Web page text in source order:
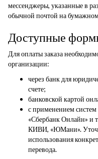
мессенджеры, указанные в
обычной почтой на
Доступные
Для оплаты заказа
организации:
через банк для
счете;
банковской картой
с применением
«Сбербанк Онлайн» и
КИВИ, «ЮМани».
использования
перевода.